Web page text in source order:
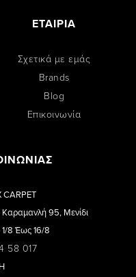
ΕΤΑΙΡΙΑ
Σχετικά με εμάς
Brands
Blog
Επικοινωνία
95, Μενίδι
8 Έως 16/8
58 017